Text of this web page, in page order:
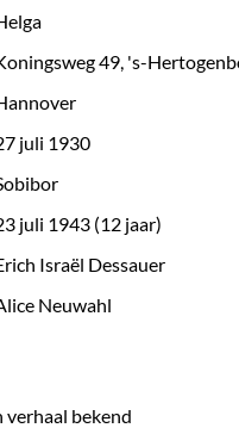
49, 's-
juli 1930
juli 1943 (12 jaar)
Israël Dessauer
Neuwahl
verhaal bekend